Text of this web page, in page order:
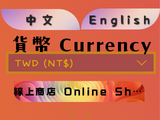
TWD (NT$)
線上商店 Online Shop
中文 English
貨幣 Currency
貨幣 Currency